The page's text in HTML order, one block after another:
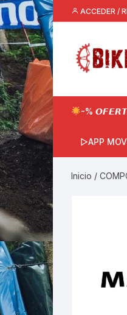
Saltar
al
contenido
ACCEDER /
-%
▷APP
Inicio /